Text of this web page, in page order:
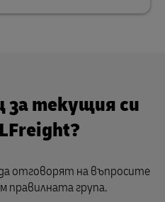
текущия си
отговорят на въпросите
правилната група.